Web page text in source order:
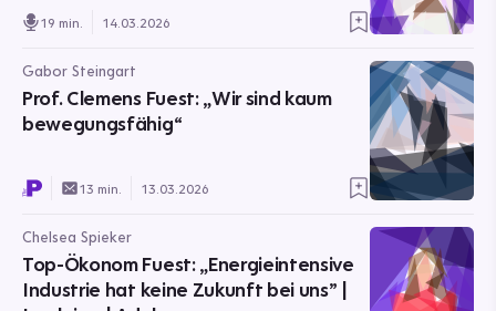
19 min. 14.03.2026
Gabor Steingart
Prof. Clemens Fuest: „Wir sind kaum
bewegungsfähig“
13 min. 13.03.2026
Chelsea Spieker
Top-Ökonom Fuest: „Energieintensive
Industrie hat keine Zukunft bei uns” |